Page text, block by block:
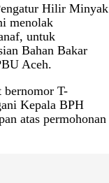
Hilir Minyak
menolak
untuk
Bahan Bakar
Aceh.
bernomor T-
Kepala BPH
atas permohonan